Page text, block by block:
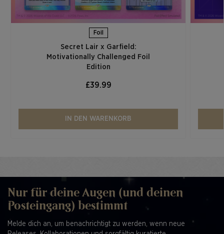
Foil
Secret Lair x Garfield:
Motivationally Challenged Foil
Edition​
£39.99
IN DEN WARENKORB
Nur für deine Augen (und deinen
Posteingang) bestimmt
Melde dich an, um benachrichtigt zu werden, wenn neue